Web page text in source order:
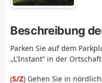
Beschreibung
Parken Sie auf dem
„L'Instant” in der
(S/Z) Gehen Sie in